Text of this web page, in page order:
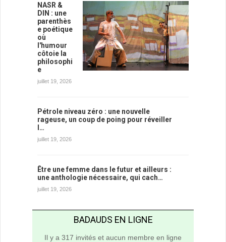
NASR &
DIN : une
parenthès
e poétique
où
l'humour
côtoie la
philosophi
e
juillet 19, 2026
Pétrole niveau zéro : une nouvelle
rageuse, un coup de poing pour réveiller
l…
juillet 19, 2026
Être une femme dans le futur et ailleurs :
une anthologie nécessaire, qui cach…
juillet 19, 2026
BADAUDS EN LIGNE
Il y a 317 invités et aucun membre en ligne